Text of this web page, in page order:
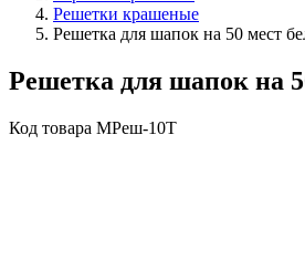
Решетки крашеные
Решетка для шапок на 50 мест
Решетка для шапок на
Код товара MРеш-10Т